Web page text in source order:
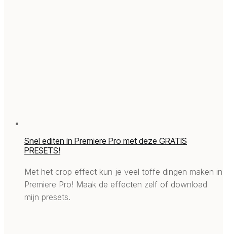
Snel editen in Premiere Pro met deze GRATIS
PRESETS!
Met het crop effect kun je veel toffe dingen maken in
Premiere Pro! Maak de effecten zelf of download
mijn presets.